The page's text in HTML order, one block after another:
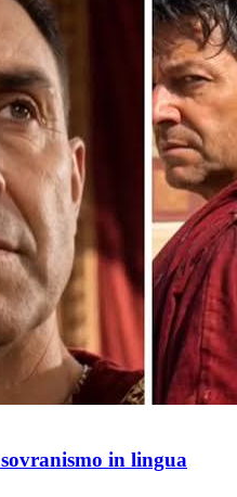
in lingua